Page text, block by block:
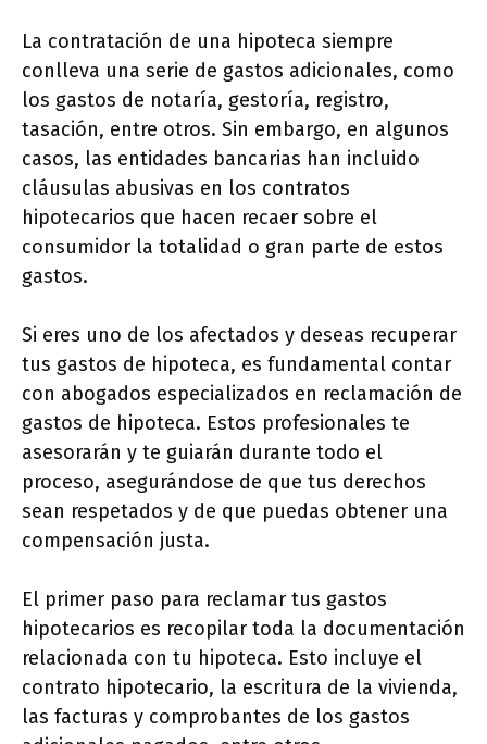
La contratación de una hipoteca siempre
conlleva una serie de gastos adicionales, como
los gastos de notaría, gestoría, registro,
tasación, entre otros. Sin embargo, en algunos
casos, las entidades bancarias han incluido
cláusulas abusivas en los contratos
hipotecarios que hacen recaer sobre el
consumidor la totalidad o gran parte de estos
gastos.
Si eres uno de los afectados y deseas recuperar
tus gastos de hipoteca, es fundamental contar
con abogados especializados en reclamación de
gastos de hipoteca. Estos profesionales te
asesorarán y te guiarán durante todo el
proceso, asegurándose de que tus derechos
sean respetados y de que puedas obtener una
compensación justa.
El primer paso para reclamar tus gastos
hipotecarios es recopilar toda la documentación
relacionada con tu hipoteca. Esto incluye el
contrato hipotecario, la escritura de la vivienda,
las facturas y comprobantes de los gastos